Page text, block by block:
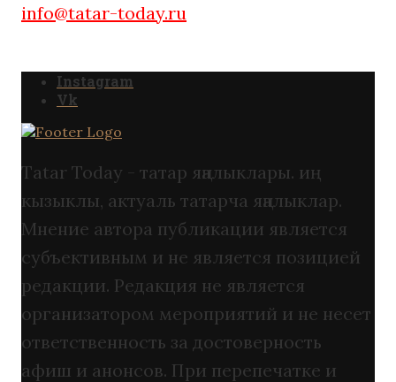
info@tatar-today.ru
Instagram
Vk
Tatar Today - татар яңалыклары. иң
кызыклы, актуаль татарча яңалыклар.
Мнение автора публикации является
субъективным и не является позицией
редакции. Редакция не является
организатором мероприятий и не несет
ответственность за достоверность
афиш и анонсов. При перепечатке и